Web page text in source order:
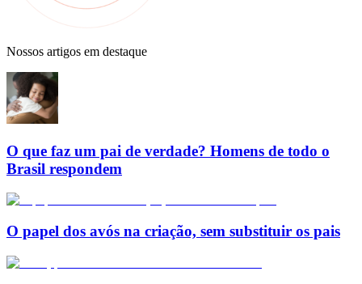
Nossos artigos em destaque
O que faz um pai de verdade? Homens de todo o
Brasil respondem
O papel dos avós na criação, sem substituir os pais